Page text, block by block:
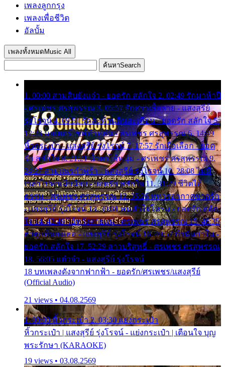
เพลงลูกกรุง
เพลงเพื่อชีวิต
อัลบั้ม
เพลงทั้งหมด Music All
ค้นหาSearch
1. 00:00 สามสิบยังแจ๋ว - ยอดรัก สลักใจ 2. 02:49 รักมาห้าปี
- ศรเพชร ศรสุพรรณ 3. 05:57 รักสาวเสื้อลาย - แสงสุรีย์
รุ่งโรจน์ 4. 09:51 รักสะท้านดินสะเทือน - ยอดรัก สลักใจ 5.
12:23 มอเตอร์ไซค์ทำหล่น - ศรเพชร ศรสุพรรณ 6. 14:49
หิ้วกระเป๋า - แสงสุรีย์ รุ่งโรจน์ 7. 17:57 รักเผื่อเลือก - ยอด
รัก สลักใจ 8. 21:21 น้ำตาไอ้หนุ่ม - ศรเพชร ศรสุพรรณ 9.
24:27 สามเณรกำพร้า - แสงสุรีย์ รุ่งโรจน์ 10. 28:08 ไม่มี
เวลาไปหาเมียน้อย - ยอดรัก สลักใจ 11. 31:29 ชีวิตไอ้
ธรรม - ศรเพชร ศรสุพรรณ 12. 35:26 ทหารอากาศขาดรัก
- แสงสุรีย์ รุ่งโรจน์ 13. 39:01 คนหัวใจโทรม - ยอดรัก สลัก
ใจ 14. 42:49 ไอ้หวังตายแน่ - ศรเพชร ศรสุพรรณ 15. 46:35
ธาตุแท้ของเธอ - แสงสุรีย์ รุ่งโรจน์ 16. 49:57 กำนันกำใน -
ยอดรัก สลักใจ 17. 52:29 สาวบริสุทธิ์ - ศรเพชร ศรสุพรรณ
18. 56:05 แต๋วจ๋า - แสงสุรีย์ รุ่งโรจน์
18 บทเพลงดังจากฟากฟ้า - ยอดรัก/ศรเพชร/แสงสุรีย์
(Official Audio)
21 views • 04.08.2569
1. 00:00 หิ้วกระเป๋า 2. 03:30 แย่งกระเป๋า
หิ้วกระเป๋า | แสงสุรีย์ รุ่งโรจน์ - แย่งกระเป๋า | เตือนใจ บุญ
พระรักษา (KARAOKE)
19 views • 03.08.2569